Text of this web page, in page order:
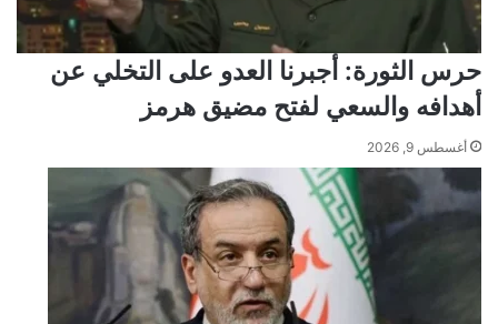
حرس الثورة: أجبرنا العدو على التخلي عن
أهدافه والسعي لفتح مضيق هرمز
أغسطس 9, 2026